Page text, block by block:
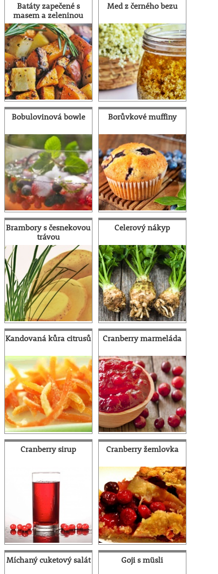
Batáty zapečené s
masem a zeleninou
Med z černého bezu
Bobulovinová bowle Borůvkové muffiny
Brambory s česnekovou
trávou
Celerový nákyp
Kandovaná kůra citrusů Cranberry marmeláda
Cranberry sirup Cranberry žemlovka
Míchaný cuketový salát Goji s müsli